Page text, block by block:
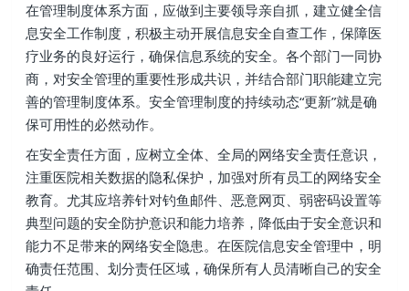
在管理制度体系方面，应做到主要领导亲自抓，建立健全信
息安全工作制度，积极主动开展信息安全自查工作，保障医
疗业务的良好运行，确保信息系统的安全。各个部门一同协
商，对安全管理的重要性形成共识，并结合部门职能建立完
善的管理制度体系。安全管理制度的持续动态“更新”就是确
保可用性的必然动作。
在安全责任方面，应树立全体、全局的网络安全责任意识，
注重医院相关数据的隐私保护，加强对所有员工的网络安全
教育。尤其应培养针对钓鱼邮件、恶意网页、弱密码设置等
典型问题的安全防护意识和能力培养，降低由于安全意识和
能力不足带来的网络安全隐患。在医院信息安全管理中，明
确责任范围、划分责任区域，确保所有人员清晰自己的安全